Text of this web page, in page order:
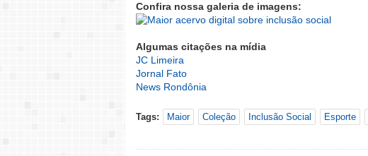
Confira nossa galeria de imagens:
Algumas citações na mídia
JC Limeira
Jornal Fato
News Rondônia
Tags: Maior Coleção Inclusão Social Esporte